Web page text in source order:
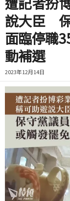
說大臣
面臨停職
動補選
2023年12月14日